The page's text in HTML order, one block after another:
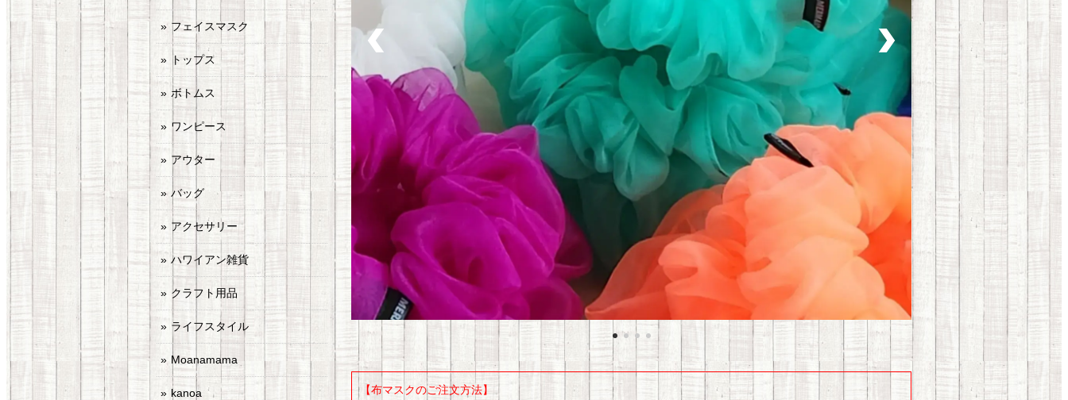
【布マスクのご注文方法】
フェイスマスク
トップス
ボトムス
ワンピース
アウター
バッグ
アクセサリー
ハワイアン雑貨
クラフト用品
ライフスタイル
Moanamama
kanoa